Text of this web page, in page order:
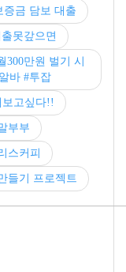
증금 담보 대출
못갚으면
만원 벌기 시
바 #투잡
고싶다!!
부부
스커피
들기 프로젝트